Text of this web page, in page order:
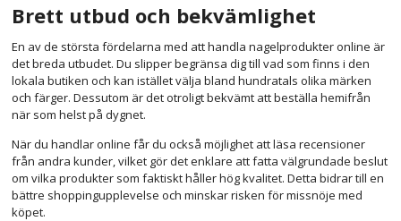
Brett utbud och bekvämlighet
En av de största fördelarna med att handla nagelprodukter online är
det breda utbudet. Du slipper begränsa dig till vad som finns i den
lokala butiken och kan istället välja bland hundratals olika märken
och färger. Dessutom är det otroligt bekvämt att beställa hemifrån
när som helst på dygnet.
När du handlar online får du också möjlighet att läsa recensioner
från andra kunder, vilket gör det enklare att fatta välgrundade beslut
om vilka produkter som faktiskt håller hög kvalitet. Detta bidrar till en
bättre shoppingupplevelse och minskar risken för missnöje med
köpet.